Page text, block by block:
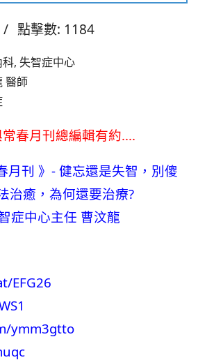
點擊數: 1184
, 失智症中心
醫師
春月刊總編輯有約....
月刊 》- 健忘還是失智，別傻
治癒，為何還要治療?
症中心主任 曹汶龍
EFG26
ymm3gtto